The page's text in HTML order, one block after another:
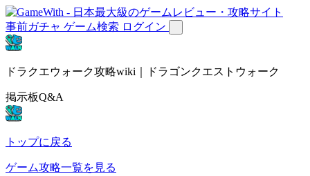
事前ガチャ ゲーム検索 ログイン
ドラクエウォーク攻略wiki｜ドラゴンクエストウォーク
掲示板Q&A
トップに戻る
ゲーム攻略一覧を見る